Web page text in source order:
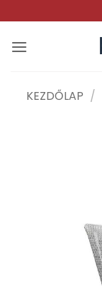
to
content
KEZDŐLAP /